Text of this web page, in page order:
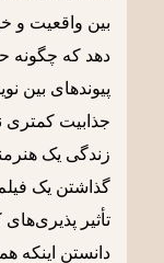
بین واقعیت و
دهد که چگونه
پیوندهای بین
جذابیت کمتری
زندگی یک
گذاشتن یک
تأثیر
دانستن اینکه